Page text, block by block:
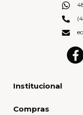
Institucional
Compras